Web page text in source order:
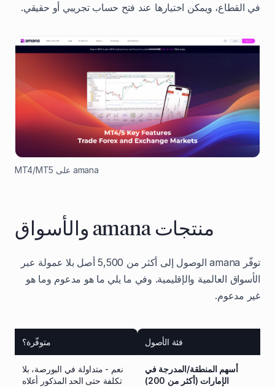
في القطاع، ويمكن اختيارها عند فتح حساب تجريبي أو حقيقي.
amana على MT4/MT5
منتجات amana والأسواق
توفّر amana الوصول إلى أكثر من 5,500 أصل بلا عمولة عبر
الأسواق العالمية والإقليمية. وفي ما يلي ما هو مدعوم وما هو
غير مدعوم.
فئة الأصول متوفّرة؟
أسهم المنطقة/المدرجة في
الإمارات (أكثر من 200)
نعم - متداولة في البورصة، بلا
تكلفة حتى الحد المذكور أعلاه